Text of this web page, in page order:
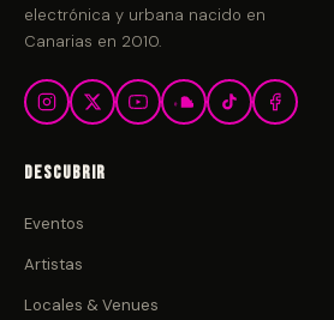
electrónica y urbana nacido en
Canarias en 2010.
Descubrir
Eventos
Artistas
Locales & Venues